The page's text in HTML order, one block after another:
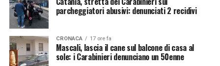
parcheggiatori abusivi: denunciati 2 recidivi
CRONACA 17 ore fa
Mascali, lascia il cane sul balcone di casa al
sole: i Carabinieri denunciano un 50enne